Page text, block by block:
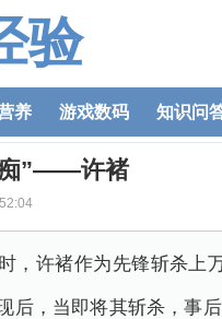
验
养 游戏数码 知识问
痴”——许褚
，许褚作为先锋斩杀上
后，当即将其斩杀，事